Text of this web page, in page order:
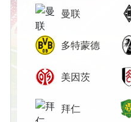
曼联
多特蒙德
美因茨
拜仁